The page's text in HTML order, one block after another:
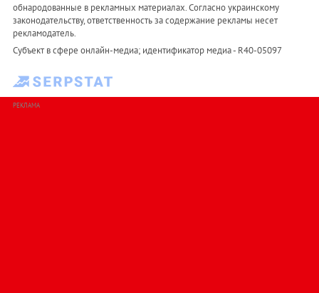
обнародованные в рекламных материалах. Согласно украинскому
законодательству, ответственность за содержание рекламы несет
рекламодатель.
Субъект в сфере онлайн-медиа; идентификатор медиа - R40-05097
РЕКЛАМА